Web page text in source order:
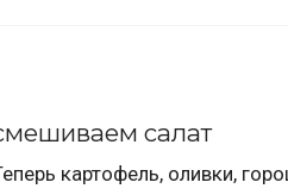
салат
картофель, оливки,